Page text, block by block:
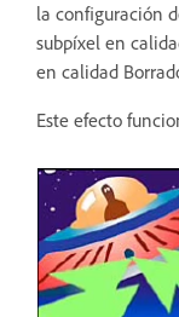
la configuración
subpíxel en
en calidad
Este efecto